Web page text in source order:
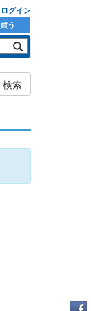
ログイン
買う
検索